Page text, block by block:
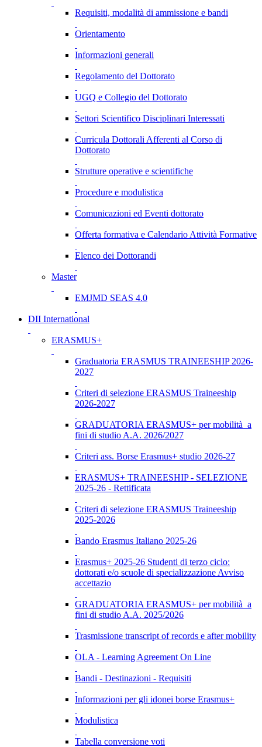
Requisiti, modalità di ammissione e bandi
Orientamento
Informazioni generali
Regolamento del Dottorato
UGQ e Collegio del Dottorato
Settori Scientifico Disciplinari Interessati
Curricula Dottorali Afferenti al Corso di
Dottorato
Strutture operative e scientifiche
Procedure e modulistica
Comunicazioni ed Eventi dottorato
Offerta formativa e Calendario Attività Formative
Elenco dei Dottorandi
Master
EMJMD SEAS 4.0
DII International
ERASMUS+
Graduatoria ERASMUS TRAINEESHIP 2026-
2027
Criteri di selezione ERASMUS Traineeship
2026-2027
GRADUATORIA ERASMUS+ per mobilità a
fini di studio A.A. 2026/2027
Criteri ass. Borse Erasmus+ studio 2026-27
ERASMUS+ TRAINEESHIP - SELEZIONE
2025-26 - Rettificata
Criteri di selezione ERASMUS Traineeship
2025-2026
Bando Erasmus Italiano 2025-26
Erasmus+ 2025-26 Studenti di terzo ciclo:
dottorati e/o scuole di specializzazione Avviso
accettazio
GRADUATORIA ERASMUS+ per mobilità a
fini di studio A.A. 2025/2026
Trasmissione transcript of records e after mobility
OLA - Learning Agreement On Line
Bandi - Destinazioni - Requisiti
Informazioni per gli idonei borse Erasmus+
Modulistica
Tabella conversione voti